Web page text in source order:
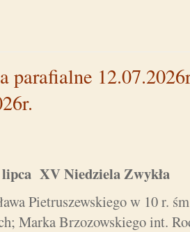
parafialne
XV Niedziela Zwykła
Pietruszewskiego w 10 r.
Marka Brzozowskiego int.